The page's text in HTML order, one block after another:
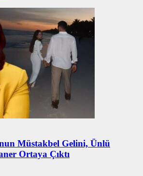
Müstakbel Gelini, Ünlü
Ortaya Çıktı